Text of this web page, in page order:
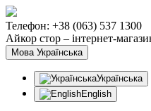
Телефон: +38 (063) 537 1300
Айкор стор – інтернет-
Мова Українська
Українська
English